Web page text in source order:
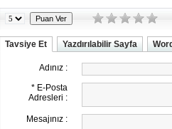
Tavsiye Et Yazdırılabilir Sayfa